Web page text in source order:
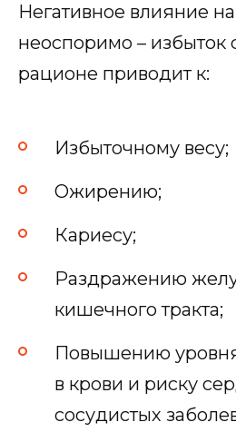
Негативное влияние
неоспоримо – избыток
рационе приводит к:
Избыточному весу;
Ожирению;
Кариесу;
Раздражению
кишечного тракта;
Повышению
в крови и риску
сосудистых